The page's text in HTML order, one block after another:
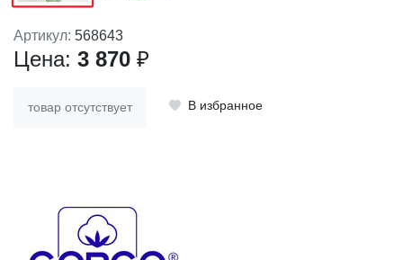
Артикул: 568643
Цена: 3 870 ₽
товар отсутствует В избранное